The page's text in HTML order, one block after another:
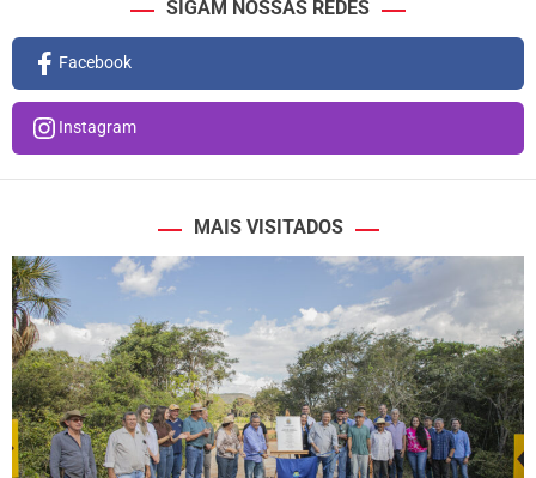
SIGAM NOSSAS REDES
Facebook
Instagram
MAIS VISITADOS